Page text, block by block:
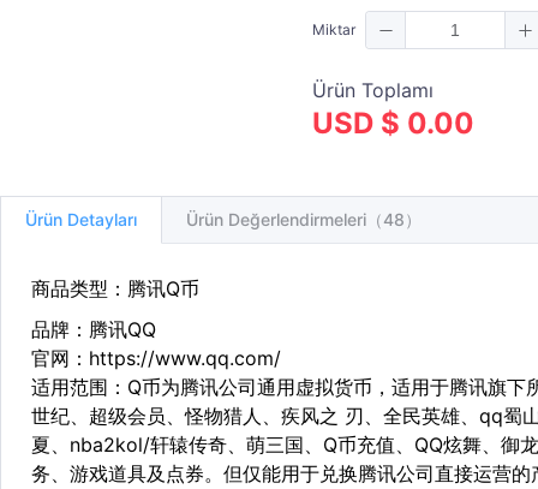
Miktar
Ürün Toplamı
USD $ 0.00
Ürün Detayları Ürün Değerlendirmeleri（48）
商品类型：腾讯Q币
品牌：腾讯QQ
官网：https://www.qq.com/
适用范围：Q币为腾讯公司通用虚拟货币，适用于腾讯旗
世纪、超级会员、怪物猎人、疾风之 刃、全民英雄、qq蜀
夏、nba2kol/轩辕传奇、萌三国、Q币充值、QQ炫舞、御
务、游戏道具及点券。但仅能用于兑换腾讯公司直接运营